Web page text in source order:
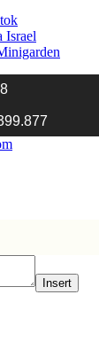
Israel
8
Insert